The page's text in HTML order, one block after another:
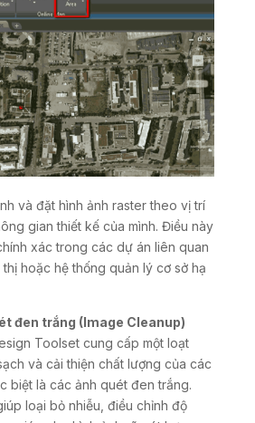
và đặt hình ảnh raster theo vị trí
gian thiết kế của mình. Điều này
xác trong các dự án liên quan
hoặc hệ thống quản lý cơ sở hạ
đen trắng (Image Cleanup)
Toolset cung cấp một loạt
và cải thiện chất lượng của các
biệt là các ảnh quét đen trắng.
loại bỏ nhiễu, điều chỉnh độ